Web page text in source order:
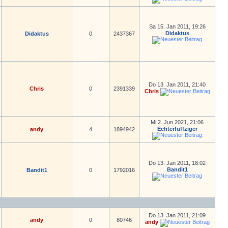
Didaktus 0 2437367
Sa 15. Jan 2011, 19:26
Didaktus
Chris 0 2391339
Do 13. Jan 2011, 21:40
Chris
andy 4 1894942
Mi 2. Jun 2021, 21:06
Echterfuffziger
Bandit1 0 1792016
Do 13. Jan 2011, 18:02
Bandit1
andy 0 80746
Do 13. Jan 2011, 21:09
andy